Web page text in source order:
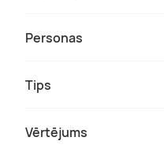
Personas
Tips
Vērtējums